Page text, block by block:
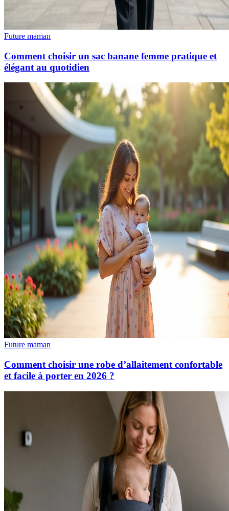
Future maman
Comment choisir un sac banane femme pratique et
élégant au quotidien
Future maman
Comment choisir une robe d’allaitement confortable
et facile à porter en 2026 ?